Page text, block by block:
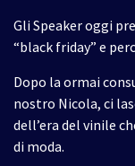
Gli Speaker oggi
“black friday” e
Dopo la ormai
nostro Nicola, ci
dell’era del vinile
di moda.